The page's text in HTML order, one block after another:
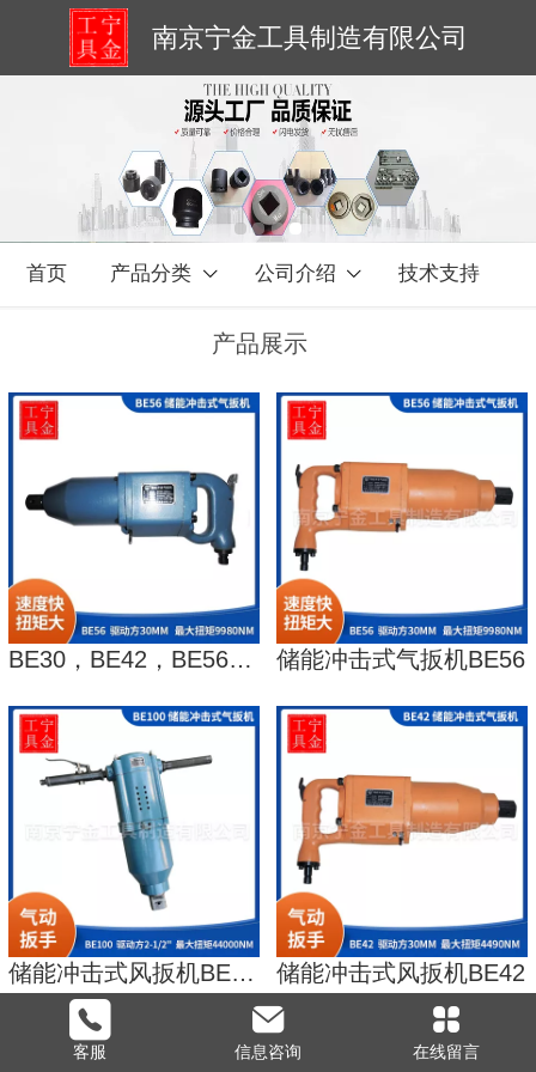
南京宁金工具制造有限公司
首页 产品分类 公司介绍 技术支持
产品展示
BE30，BE42，BE56，BE72气扳机，储能冲击式气扳机，风扳机 储能冲击式气扳机BE56
储能冲击式风扳机BE100 储能冲击式风扳机BE42
更多
客服 信息咨询 在线留言